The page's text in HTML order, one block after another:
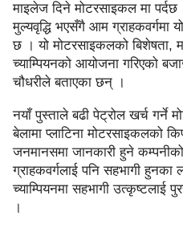
माइलेज दिने मोटरसाइकल मा पर्दछ
मुल्यवृद्धि भएसँगै आम ग्राहकवर्गमा
छ । यो मोटरसाइकलको बिशेषता,
च्याम्पियनको आयोजना गरिएको
चौधरीले बताएका छन् ।
नयाँ पुस्ताले बढी पेट्रोल खर्च गर्ने
बेलामा प्लाटिना मोटरसाइकलको
जनमानसमा जानकारी हुने
ग्राहकवर्गलाई पनि सहभागी
च्याम्पियनमा सहभागी उत्कृष्टलाई
।